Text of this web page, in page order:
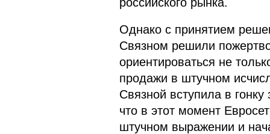
Однако с принятием
Связном решили
ориентироваться не
продажи в штучном
Связной вступила в
что в этот момент
штучном выражении и